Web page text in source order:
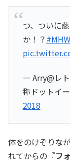
つ、ついに
か！？ #MHW
— Arry@レ
称ドットイ
2018
体をのけぞりな
れてからの『フ